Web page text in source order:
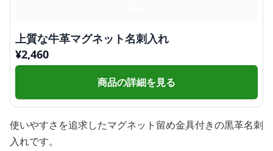
上質な牛革マグネット名刺入れ
¥2,460
商品の詳細を見る
使いやすさを追求したマグネット留め金具付きの黒革名刺
入れです。